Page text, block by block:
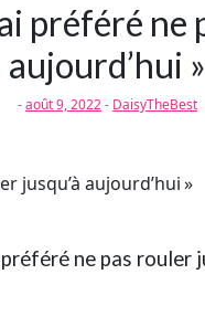
préféré ne
aujourd’hui »
-août 9, 2022- DaisyTheBest
ne pas rouler